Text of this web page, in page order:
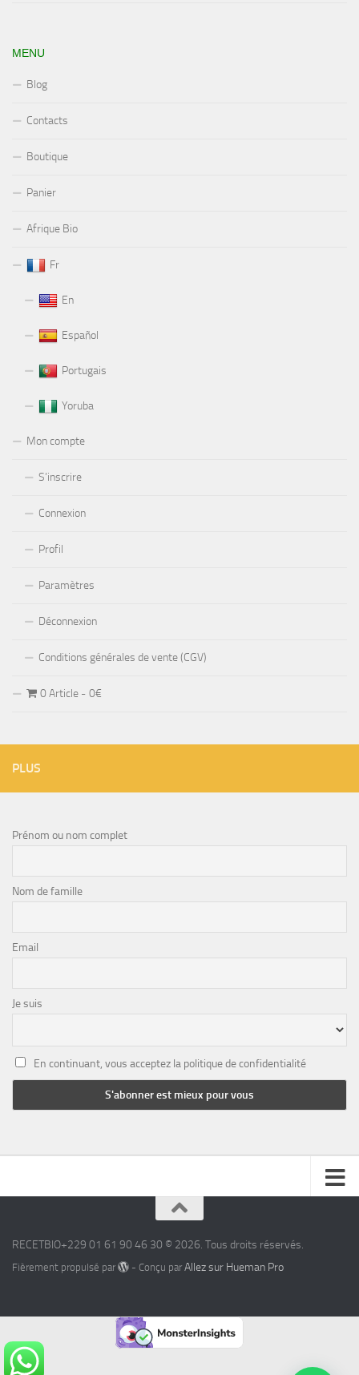
MENU
Blog
Contacts
Boutique
Panier
Afrique Bio
Fr
En
Español
Portugais
Yoruba
Mon compte
S’inscrire
Connexion
Profil
Paramètres
Déconnexion
Conditions générales de vente (CGV)
0 Article 0€
PLUS
Prénom ou nom complet
Nom de famille
Email
Je suis
En continuant, vous acceptez la politique de confidentialité
RECETBIO+229 01 61 90 46 30 © 2026. Tous droits réservés.
Fièrement propulsé par - Conçu par Allez sur Hueman Pro